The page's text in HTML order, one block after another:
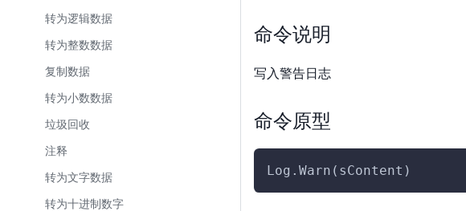
转为逻辑数据
转为整数数据
复制数据
转为小数数据
垃圾回收
注释
转为文字数据
转为十进制数字
命令说明
写入警告日志
命令原型
Log.Warn(sContent)